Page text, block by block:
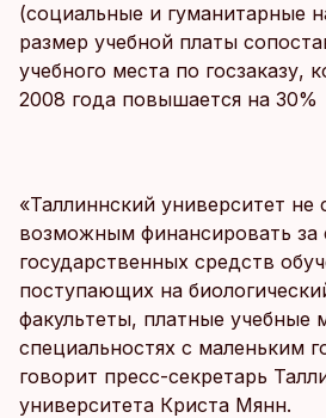
(социальные и гуманитарные
размер учебной платы
учебного места по госзаказу,
2008 года повышается на 30%
«Таллиннский университет не
возможным финансировать за
государственных средств
поступающих на
факультеты, платные учебные
специальностях с маленьким
говорит пресс-секретарь
университета Криста Мянн.